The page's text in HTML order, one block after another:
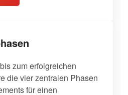
zum erfolgreichen
die vier zentralen Phasen
für einen